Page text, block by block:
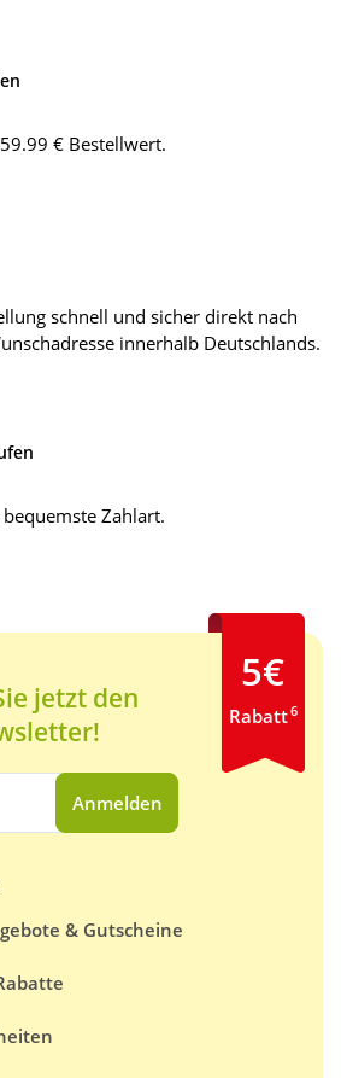
€ Bestellwert.
schnell und sicher direkt nach
innerhalb Deutschlands.
Zahlart.
jetzt den
Anmelden
& Gutscheine
5€
Rabatt6